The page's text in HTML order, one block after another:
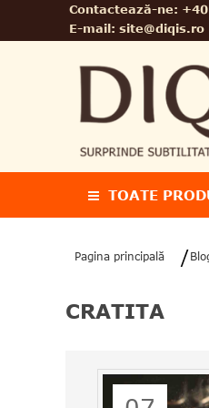
Contactează-ne:
E-mail: site@diqis.ro
TOATE
Pagina principală
CRATITA